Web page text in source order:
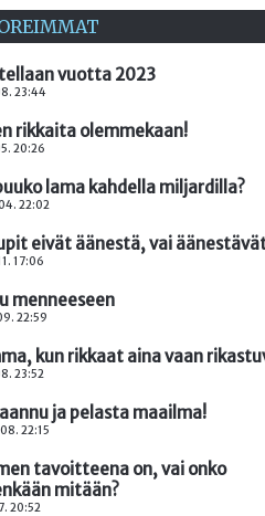
vuotta 2023
23:44
rikkaita olemmekaan!
20:26
lama kahdella miljardilla?
22:02
eivät äänestä, vai
17:06
menneeseen
22:59
kun rikkaat aina vaan
23:52
ja pelasta maailma!
22:15
tavoitteena on, vai onko
mitään?
20:52